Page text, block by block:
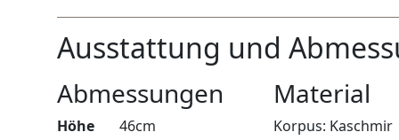
Ausstattung und
Abmessungen
Höhe
46cm
Material
Korpus: Kaschmir
WANDBOARDS
EINZELTEILE
ALLE ANZEIGEN